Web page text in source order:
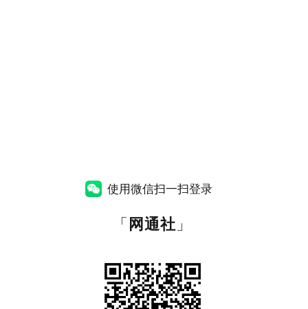
使用微信扫一扫登录
「 网通社 」